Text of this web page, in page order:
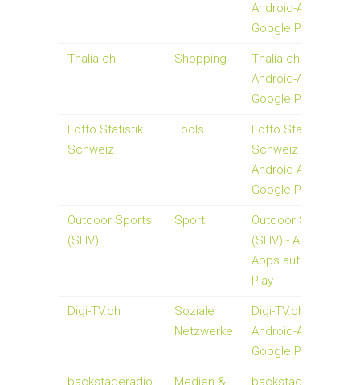
Android-Apps auf
Google Play
Thalia.ch Shopping
Thalia.ch -
Android-Apps auf
Google Play
Lotto Statistik
Schweiz
Tools
Lotto Statistik
Schweiz -
Android-Apps auf
Google Play
Outdoor Sports
(SHV)
Sport
Outdoor Sports
(SHV) - Android-
Apps auf Google
Play
Digi-TV.ch
Soziale
Netzwerke
Digi-TV.ch -
Android-Apps auf
Google Play
backstageradio
Medien &
backstageradio -